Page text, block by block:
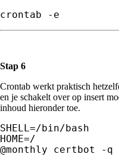
crontab -e
Stap 6
Crontab werkt praktisch
en je schakelt over op insert
inhoud hieronder toe.
SHELL=/bin/bash
HOME=/
@monthly certbot -q